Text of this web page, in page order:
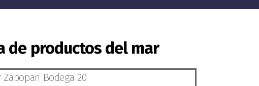
de productos del mar
Bodega 20